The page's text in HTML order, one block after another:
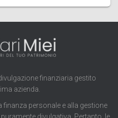
finanziaria gestito
azienda.
finanza personale e alla gestione